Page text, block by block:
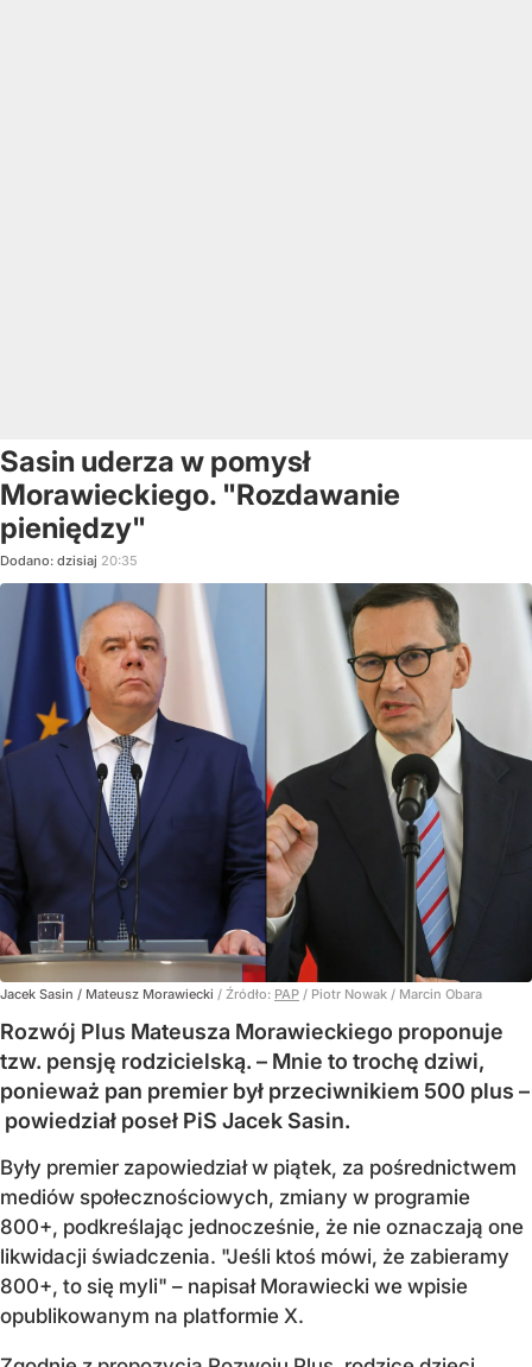
Sasin uderza w pomysł
Morawieckiego. "Rozdawanie
pieniędzy"
Dodano: dzisiaj 20:35
Jacek Sasin / Mateusz Morawiecki / Źródło: PAP / Piotr Nowak / Marcin Obara
Rozwój Plus Mateusza Morawieckiego proponuje
tzw. pensję rodzicielską. – Mnie to trochę dziwi,
ponieważ pan premier był przeciwnikiem 500 plus –
powiedział poseł PiS Jacek Sasin.
Były premier zapowiedział w piątek, za pośrednictwem
mediów społecznościowych, zmiany w programie
800+, podkreślając jednocześnie, że nie oznaczają one
likwidacji świadczenia. "Jeśli ktoś mówi, że zabieramy
800+, to się myli" – napisał Morawiecki we wpisie
opublikowanym na platformie X.